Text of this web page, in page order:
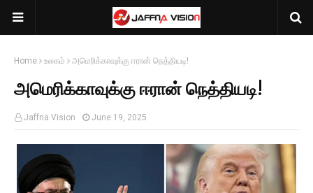
Home உலகம் அமெரிக்காவுக்கு ஈரான் நெத்தியடி!
அமெரிக்காவுக்கு ஈரான் நெத்தியடி!
Jaffna Vision June 19, 2025